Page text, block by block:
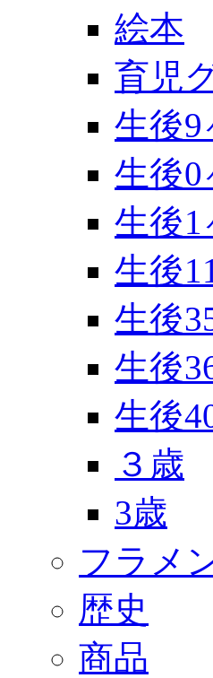
絵本
育児
生後9
生後0
生後1
生後
生後
生後
生後
３歳
3歳
フラメ
歴史
商品